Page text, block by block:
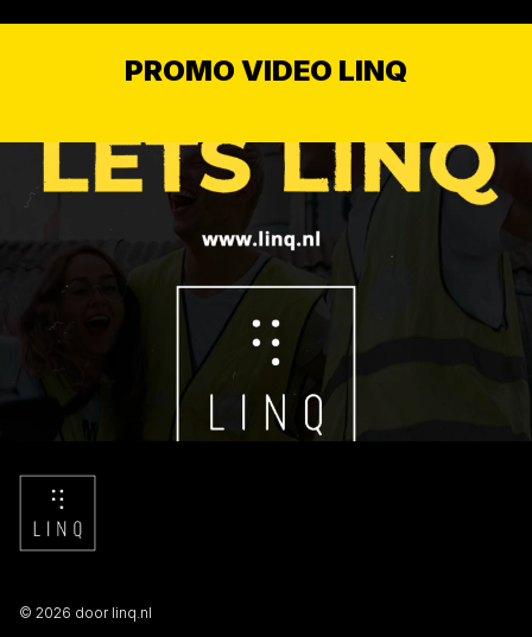
PROMO VIDEO LINQ
© 2026 door linq.nl